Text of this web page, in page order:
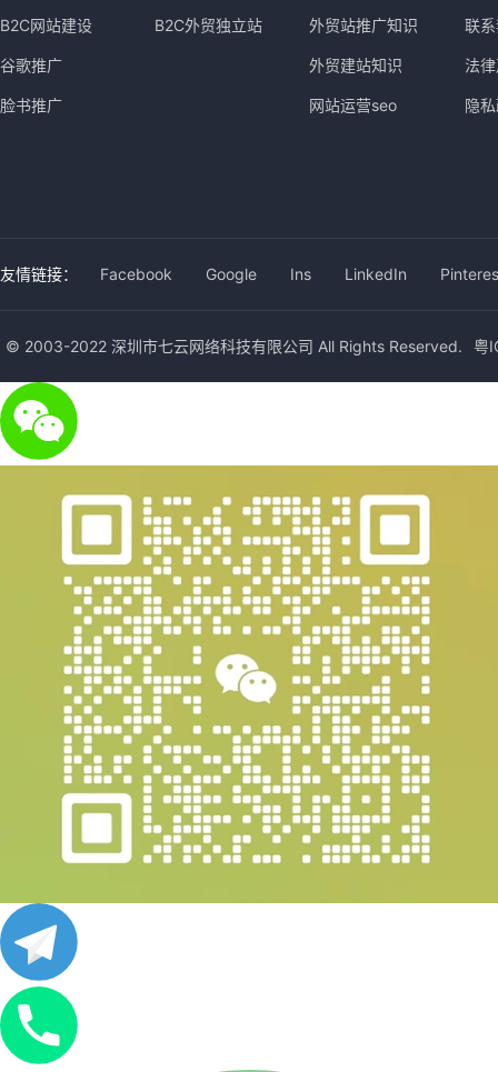
B2C网站建设
谷歌推广
脸书推广
B2C外贸独立站 外贸站推广知识
外贸建站知识
网站运营seo
联
法
隐
友情链接： Facebook Google Ins LinkedIn
© 2003-2022 深圳市七云网络科技有限公司 All Rights Reserved. 粤